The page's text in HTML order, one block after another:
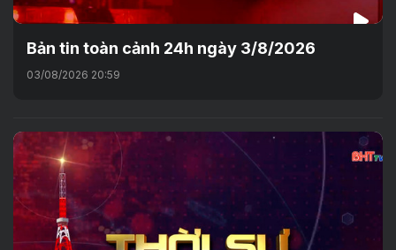
Bản tin toàn cảnh 24h ngày 3/8/2026
03/08/2026 20:59